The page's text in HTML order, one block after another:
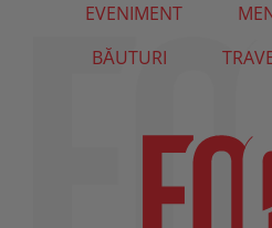
EVENIMENT
BĂUTURI